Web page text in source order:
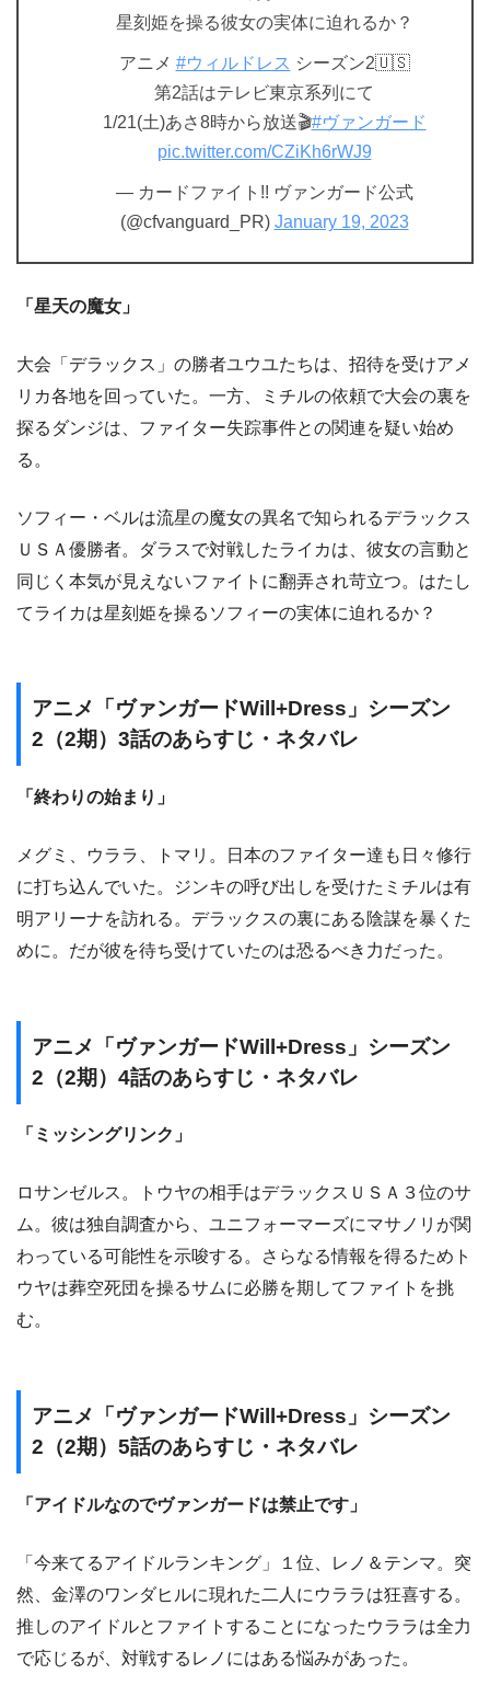
星刻姫を操る彼女の実体に迫れるか？
アニメ #ウィルドレス シーズン2🇺🇸
第2話はテレビ東京系列にて
1/21(土)あさ8時から放送🎬#ヴァンガード
pic.twitter.com/CZiKh6rWJ9
— カードファイト!! ヴァンガード公式
(@cfvanguard_PR) January 19, 2023
「星天の魔女」
大会「デラックス」の勝者ユウユたちは、招待を受けアメ
リカ各地を回っていた。一方、ミチルの依頼で大会の裏を
探るダンジは、ファイター失踪事件との関連を疑い始め
る。
ソフィー・ベルは流星の魔女の異名で知られるデラックス
ＵＳＡ優勝者。ダラスで対戦したライカは、彼女の言動と
同じく本気が見えないファイトに翻弄され苛立つ。はたし
てライカは星刻姫を操るソフィーの実体に迫れるか？
アニメ「ヴァンガードWill+Dress」シーズン
2（2期）3話のあらすじ・ネタバレ
「終わりの始まり」
メグミ、ウララ、トマリ。日本のファイター達も日々修行
に打ち込んでいた。ジンキの呼び出しを受けたミチルは有
明アリーナを訪れる。デラックスの裏にある陰謀を暴くた
めに。だが彼を待ち受けていたのは恐るべき力だった。
アニメ「ヴァンガードWill+Dress」シーズン
2（2期）4話のあらすじ・ネタバレ
「ミッシングリンク」
ロサンゼルス。トウヤの相手はデラックスＵＳＡ３位のサ
ム。彼は独自調査から、ユニフォーマーズにマサノリが関
わっている可能性を示唆する。さらなる情報を得るためト
ウヤは葬空死団を操るサムに必勝を期してファイトを挑
む。
アニメ「ヴァンガードWill+Dress」シーズン
2（2期）5話のあらすじ・ネタバレ
「アイドルなのでヴァンガードは禁止です」
「今来てるアイドルランキング」１位、レノ＆テンマ。突
然、金澤のワンダヒルに現れた二人にウララは狂喜する。
推しのアイドルとファイトすることになったウララは全力
で応じるが、対戦するレノにはある悩みがあった。